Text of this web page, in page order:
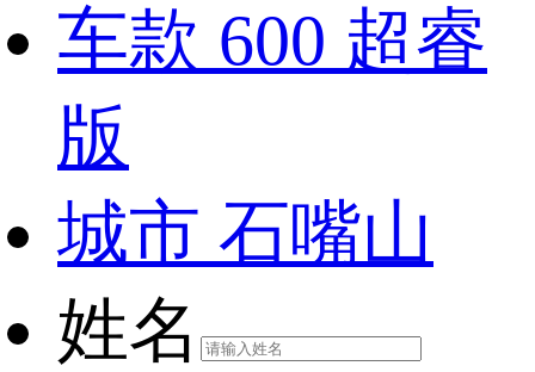
车款 600 超睿
版
城市 石嘴山
姓名